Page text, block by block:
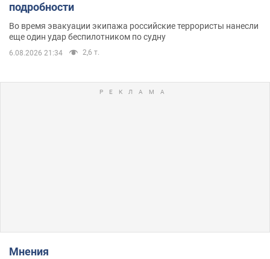
подробности
Во время эвакуации экипажа российские террористы нанесли
еще один удар беспилотником по судну
6.08.2026 21:34 2,6 т.
Мнения